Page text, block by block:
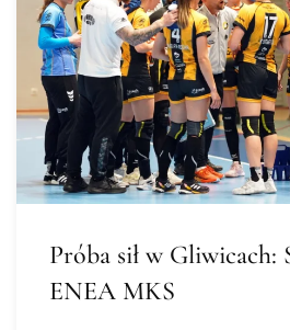
Próba sił w Gliwicach:
ENEA MKS